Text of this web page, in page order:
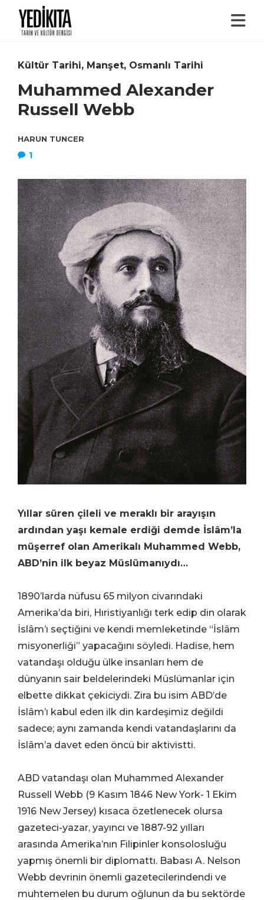
Kültür Tarihi, Manşet, Osmanlı Tarihi
Muhammed Alexander
Russell Webb
HARUN TUNCER
1
Yıllar süren çileli ve meraklı bir arayışın
ardından yaşı kemale erdiği demde İslâm’la
müşerref olan Amerikalı Muhammed Webb,
ABD’nin ilk beyaz Müslümanıydı…
1890’larda nüfusu 65 milyon civarındaki
Amerika’da biri, Hıristiyanlığı terk edip din olarak
İslâm’ı seçtiğini ve kendi memleketinde “İslâm
misyonerliği” yapacağını söyledi. Hadise, hem
vatandaşı olduğu ülke insanları hem de
dünyanın sair beldelerindeki Müslümanlar için
elbette dikkat çekiciydi. Zira bu isim ABD’de
İslâm’ı kabul eden ilk din kardeşimiz değildi
sadece; aynı zamanda kendi vatandaşlarını da
İslâm’a davet eden öncü bir aktivistti.
ABD vatandaşı olan Muhammed Alexander
Russell Webb (9 Kasım 1846 New York- 1 Ekim
1916 New Jersey) kısaca özetlenecek olursa
gazeteci-yazar, yayıncı ve 1887-92 yılları
arasında Amerika’nın Filipinler konsolosluğu
yapmış önemli bir diplomattı. Babası A. Nelson
Webb devrinin önemli gazetecilerindendi ve
muhtemelen bu durum oğlunun da bu sektörde